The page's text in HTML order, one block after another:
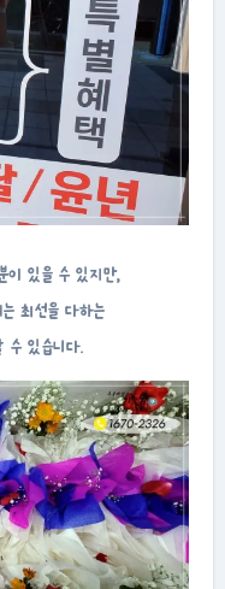
이 있을 수 있지만,
최선을 다하는
수 있습니다.